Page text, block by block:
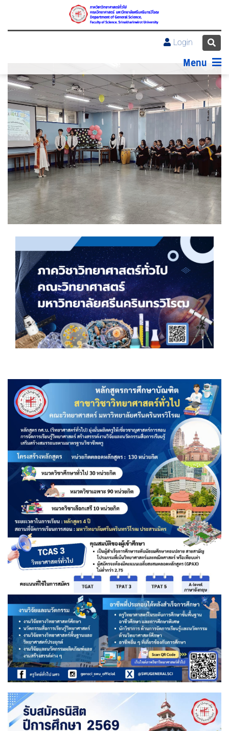
Login
Menu